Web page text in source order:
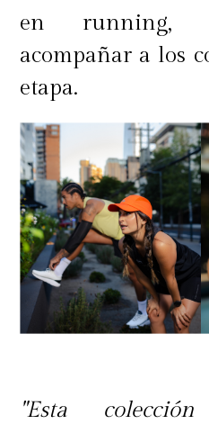
en running,
acompañar a los
etapa.
"Esta